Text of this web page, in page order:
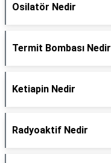
Osilatör Nedir
Termit Bombası Nedir
Ketiapin Nedir
Radyoaktif Nedir